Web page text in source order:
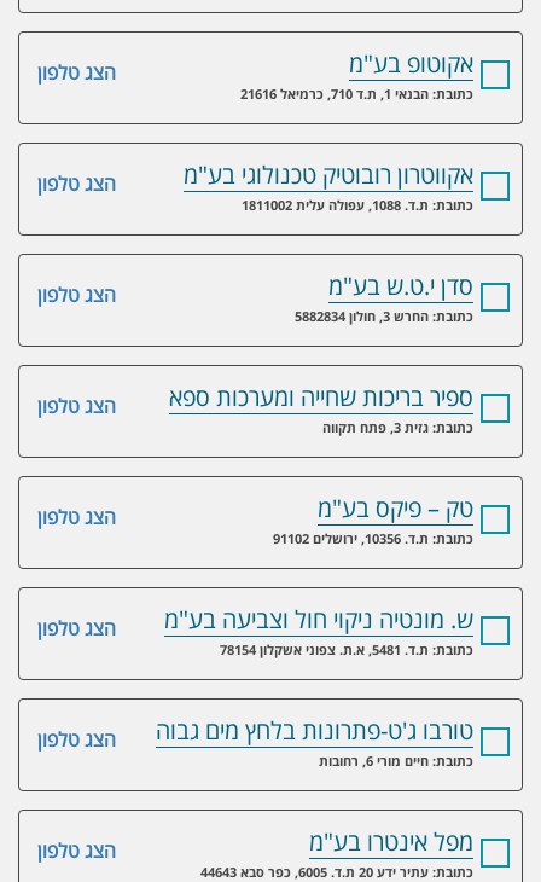
הצג טלפון אקוטופ בע"מ
כתובת: הבנאי 1, ת.ד 710, כרמיאל 21616
הצג טלפון אקווטרון רובוטיק טכנולוגי בע"מ
כתובת: ת.ד. 1088, עפולה עלית 1811002
הצג טלפון סדן י.ט.ש בע"מ
כתובת: החרש 3, חולון 5882834
הצג טלפון ספיר בריכות שחייה ומערכות ספא
כתובת: גזית 3, פתח תקווה
הצג טלפון טק – פיקס בע"מ
כתובת: ת.ד. 10356, ירושלים 91102
הצג טלפון ש. מונטיה ניקוי חול וצביעה בע"מ
כתובת: ת.ד. 5481, א.ת. צפוני אשקלון 78154
הצג טלפון טורבו ג'ט-פתרונות בלחץ מים גבוה
כתובת: חיים מורי 6, רחובות
הצג טלפון מפל אינטרו בע"מ
כתובת: עתיר ידע 20 ת.ד. 6005, כפר סבא 44643